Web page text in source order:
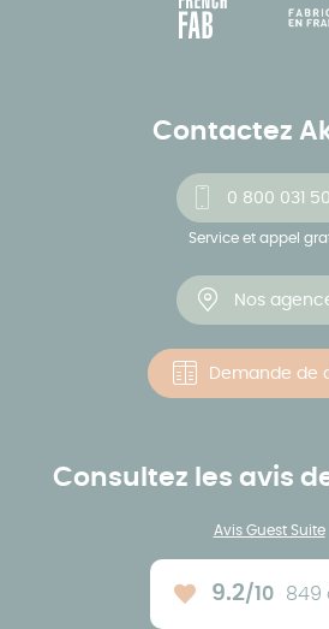
Contactez
0 800 031
Service et appel
Nos
Demande de
Consultez les avis
Avis Guest Suite
Note moyenne :
9.2/10 849